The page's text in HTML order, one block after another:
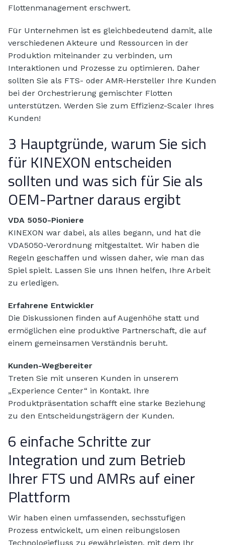
Flottenmanagement erschwert.
Für Unternehmen ist es gleichbedeutend damit, alle
verschiedenen Akteure und Ressourcen in der
Produktion miteinander zu verbinden, um
Interaktionen und Prozesse zu optimieren. Daher
sollten Sie als FTS- oder AMR-Hersteller Ihre Kunden
bei der Orchestrierung gemischter Flotten
unterstützen. Werden Sie zum Effizienz-Scaler Ihres
Kunden!
3 Hauptgründe, warum Sie sich
für KINEXON entscheiden
sollten und was sich für Sie als
OEM-Partner daraus ergibt
VDA 5050-Pioniere
KINEXON war dabei, als alles begann, und hat die
VDA5050-Verordnung mitgestaltet. Wir haben die
Regeln geschaffen und wissen daher, wie man das
Spiel spielt. Lassen Sie uns Ihnen helfen, Ihre Arbeit
zu erledigen.
Erfahrene Entwickler
Die Diskussionen finden auf Augenhöhe statt und
ermöglichen eine produktive Partnerschaft, die auf
einem gemeinsamen Verständnis beruht.
Kunden-Wegbereiter
Treten Sie mit unseren Kunden in unserem
„Experience Center“ in Kontakt. Ihre
Produktpräsentation schafft eine starke Beziehung
zu den Entscheidungsträgern der Kunden.
6 einfache Schritte zur
Integration und zum Betrieb
Ihrer FTS und AMRs auf einer
Plattform
Wir haben einen umfassenden, sechsstufigen
Prozess entwickelt, um einen reibungslosen
Technologiefluss zu gewährleisten, mit dem Ihr